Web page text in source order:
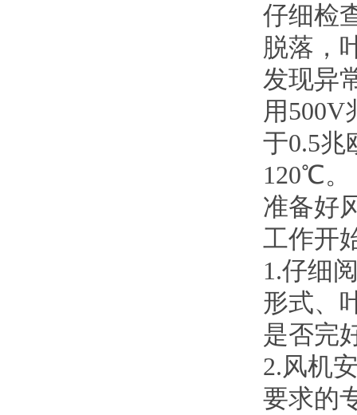
仔细检
脱落，
发现异
用500V
于0.5兆
120℃。
准备好
工作开
1.仔细
形式、
是否完
2.风机
要求的